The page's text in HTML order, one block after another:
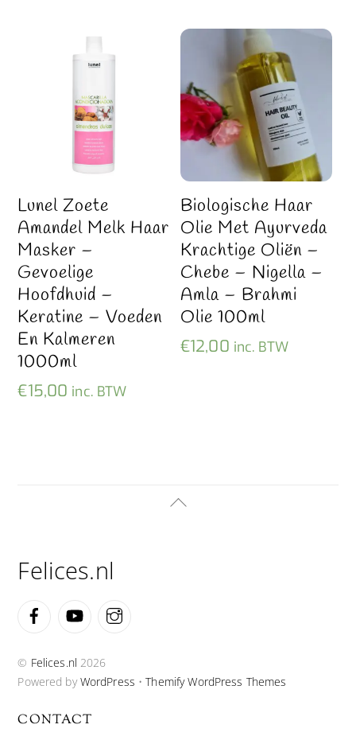
Lunel Zoete
Amandel Melk Haar
Masker –
Gevoelige
Hoofdhuid –
Keratine – Voeden
En Kalmeren
1000ml
€15,00 inc. BTW
Biologische Haar
Olie Met Ayurveda
Krachtige Oliën –
Chebe – Nigella –
Amla – Brahmi
Olie 100ml
€12,00 inc. BTW
Back
Felices.nl
FacebookYouTube
© Felices.nl 2026
Powered byWordPress •Themify WordPress Themes
CONTACT